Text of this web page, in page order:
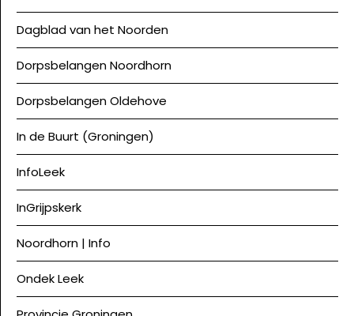
Dagblad van het Noorden
Dorpsbelangen Noordhorn
Dorpsbelangen Oldehove
In de Buurt (Groningen)
InfoLeek
InGrijpskerk
Noordhorn | Info
Ondek Leek